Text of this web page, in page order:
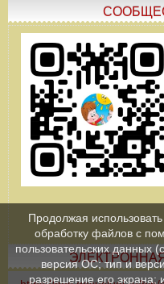
Продолжая
обработку файлов с
пользовательских данных
версия ОС; тип и
разрешение его экрана;